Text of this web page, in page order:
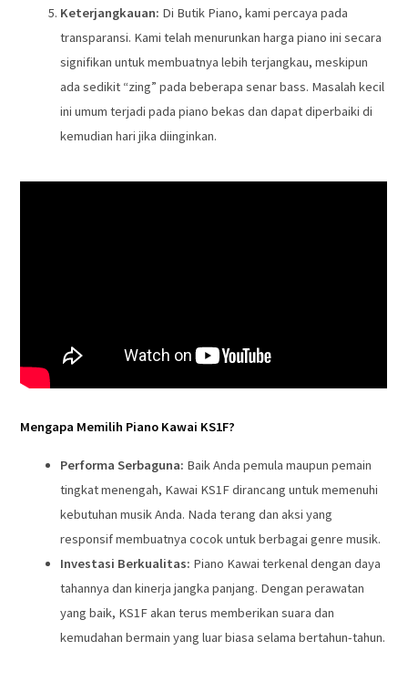
Keterjangkauan: Di Butik Piano, kami percaya pada
transparansi. Kami telah menurunkan harga piano ini secara
signifikan untuk membuatnya lebih terjangkau, meskipun
ada sedikit “zing” pada beberapa senar bass. Masalah kecil
ini umum terjadi pada piano bekas dan dapat diperbaiki di
kemudian hari jika diinginkan.
Mengapa Memilih Piano Kawai KS1F?
Performa Serbaguna: Baik Anda pemula maupun pemain
tingkat menengah, Kawai KS1F dirancang untuk memenuhi
kebutuhan musik Anda. Nada terang dan aksi yang
responsif membuatnya cocok untuk berbagai genre musik.
Investasi Berkualitas: Piano Kawai terkenal dengan daya
tahannya dan kinerja jangka panjang. Dengan perawatan
yang baik, KS1F akan terus memberikan suara dan
kemudahan bermain yang luar biasa selama bertahun-tahun.